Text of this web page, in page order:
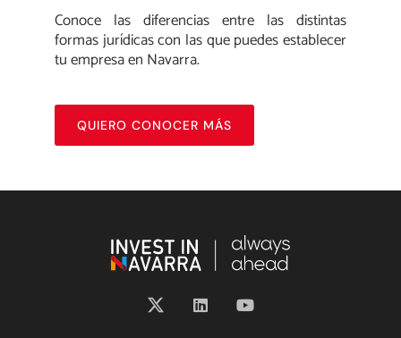
Conoce las diferencias entre las distintas
formas jurídicas con las que puedes establecer
tu empresa en Navarra.
QUIERO CONOCER MÁS